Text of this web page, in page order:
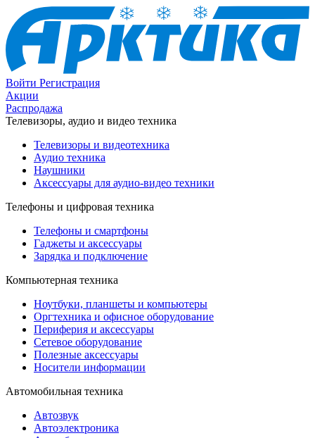
Войти Регистрация
Акции
Распродажа
Телевизоры, аудио и видео техника
Телевизоры и видеотехника
Аудио техника
Наушники
Аксессуары для аудио-видео техники
Телефоны и цифровая техника
Телефоны и смартфоны
Гаджеты и аксессуары
Зарядка и подключение
Компьютерная техника
Ноутбуки, планшеты и компьютеры
Оргтехника и офисное оборудование
Периферия и аксессуары
Cетевое оборудование
Полезные аксессуары
Носители информации
Автомобильная техника
Автозвук
Автоэлектроника